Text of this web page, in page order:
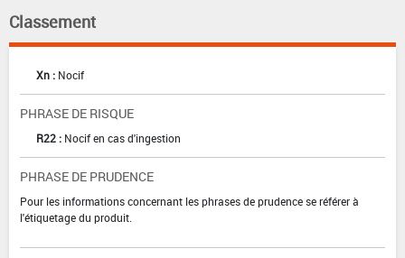
Classement
Xn : Nocif
PHRASE DE RISQUE
R22 : Nocif en cas d'ingestion
PHRASE DE PRUDENCE
Pour les informations concernant les phrases de prudence se référer à
l'étiquetage du produit.